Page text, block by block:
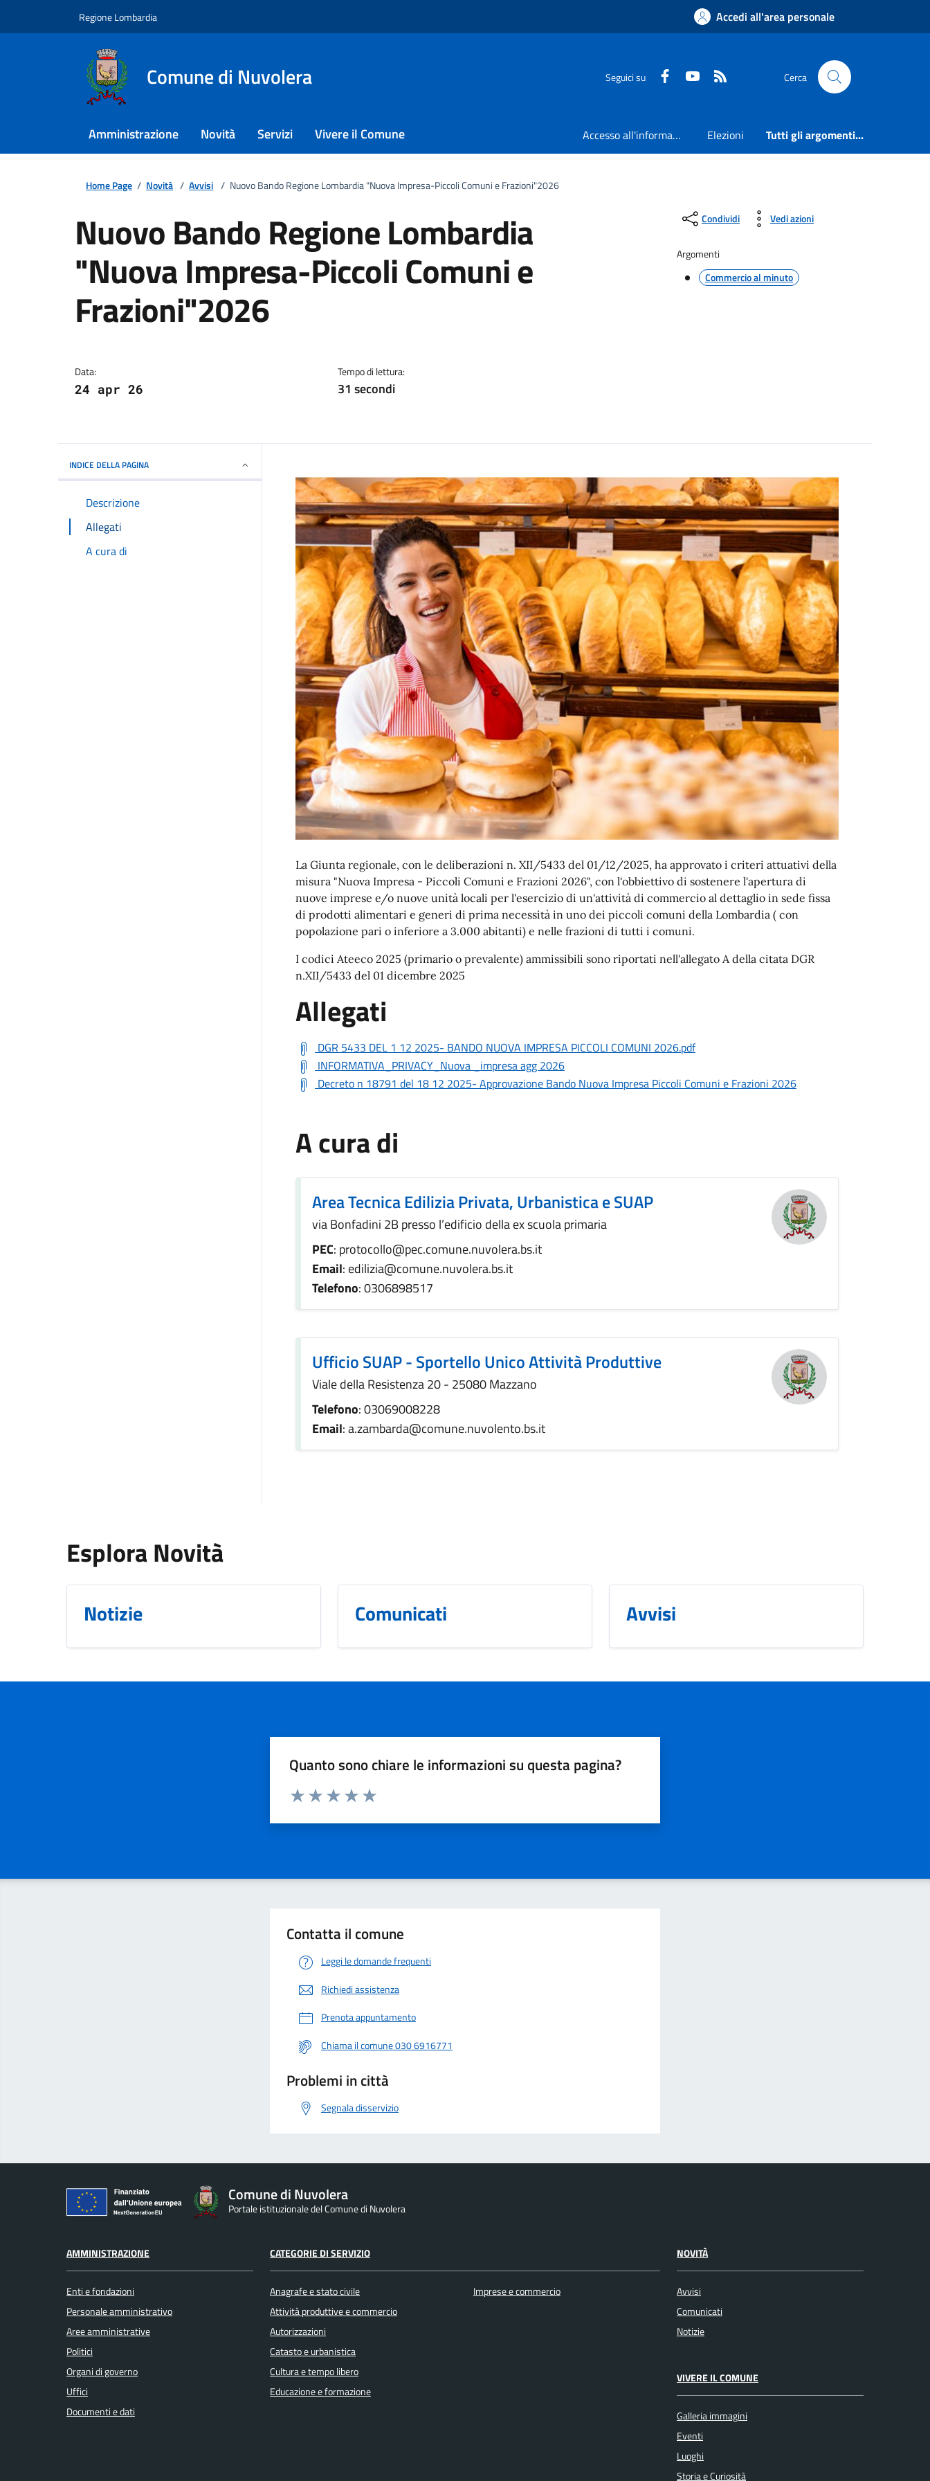
Regione Lombardia Accedi all'area personale
Comune di Nuvolera Seguici su Faceboook
Youtube Cerca
Amministrazione Novità Servizi Vivere il Comune Accesso all'informazione Elezioni Tutti gli argomenti...
Home Page / Novità / Avvisi / Nuovo Bando Regione Lombardia "Nuova Impresa-Piccoli Comuni e Frazioni"2026
Nuovo Bando Regione Lombardia
"Nuova Impresa-Piccoli Comuni e
Frazioni"2026
Data:
24 apr 26
Tempo di lettura:
31 secondi
Condividi Vedi azioni
Argomenti
Commercio al minuto
INDICE DELLA PAGINA
Descrizione
Allegati
A cura di
La Giunta regionale, con le deliberazioni n. XII/5433 del 01/12/2025, ha approvato i criteri attuativi della
misura "Nuova Impresa - Piccoli Comuni e Frazioni 2026", con l'obbiettivo di sostenere l'apertura di
nuove imprese e/o nuove unità locali per l'esercizio di un'attività di commercio al dettaglio in sede fissa
di prodotti alimentari e generi di prima necessità in uno dei piccoli comuni della Lombardia ( con
popolazione pari o inferiore a 3.000 abitanti) e nelle frazioni di tutti i comuni.
I codici Ateeco 2025 (primario o prevalente) ammissibili sono riportati nell'allegato A della citata DGR
n.XII/5433 del 01 dicembre 2025
Allegati
DGR 5433 DEL 1 12 2025- BANDO NUOVA IMPRESA PICCOLI COMUNI 2026.pdf
INFORMATIVA_PRIVACY_Nuova _impresa agg 2026
Decreto n 18791 del 18 12 2025- Approvazione Bando Nuova Impresa Piccoli Comuni e Frazioni 2026
A cura di
Area Tecnica Edilizia Privata, Urbanistica e SUAP
via Bonfadini 2B presso l’edificio della ex scuola primaria
PEC: protocollo@pec.comune.nuvolera.bs.it
Email: edilizia@comune.nuvolera.bs.it
Telefono: 0306898517
Ufficio SUAP - Sportello Unico Attività Produttive
Viale della Resistenza 20 - 25080 Mazzano
Telefono: 03069008228
Email: a.zambarda@comune.nuvolento.bs.it
Esplora Novità
Notizie Comunicati Avvisi
Quanto sono chiare le informazioni su questa pagina?
Valuta da 1 a 5 stelle la pagina
Contatta il comune
Leggi le domande frequenti
Richiedi assistenza
Prenota appuntamento
Chiama il comune 030 6916771
Problemi in città
Segnala disservizio
Comune di Nuvolera
Portale istituzionale del Comune di Nuvolera
AMMINISTRAZIONE
Enti e fondazioni
Personale amministrativo
Aree amministrative
Politici
Organi di governo
Uffici
Documenti e dati
CATEGORIE DI SERVIZIO
Anagrafe e stato civile
Attività produttive e commercio
Autorizzazioni
Catasto e urbanistica
Cultura e tempo libero
Educazione e formazione
Imprese e commercio
NOVITÀ
Avvisi
Comunicati
Notizie
VIVERE IL COMUNE
Galleria immagini
Eventi
Luoghi
Storia e Curiosità